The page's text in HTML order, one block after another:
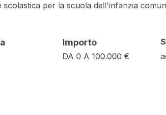
per la scuola dell'infanzia
Importo
DA 0 A 100.000 €